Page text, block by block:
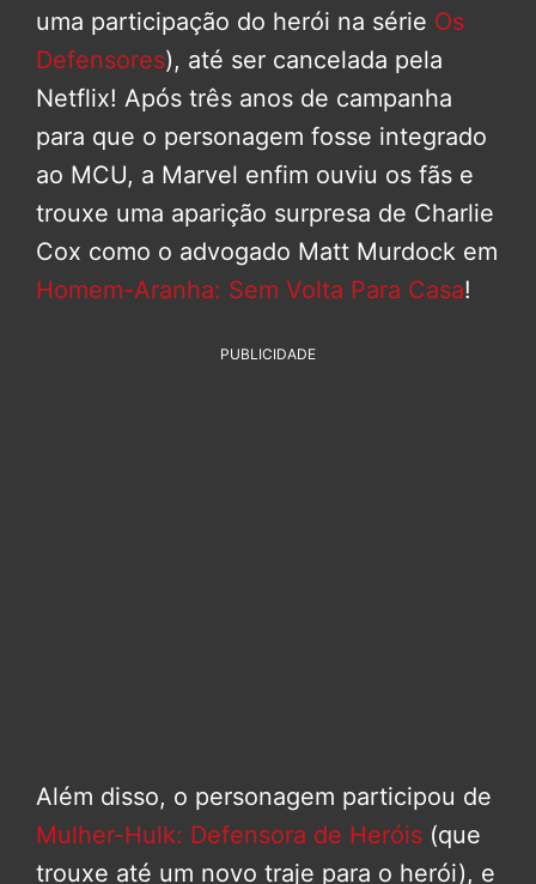
uma participação do herói na série Os
Defensores), até ser cancelada pela
Netflix! Após três anos de campanha
para que o personagem fosse integrado
ao MCU, a Marvel enfim ouviu os fãs e
trouxe uma aparição surpresa de Charlie
Cox como o advogado Matt Murdock em
Homem-Aranha: Sem Volta Para Casa!
PUBLICIDADE
Além disso, o personagem participou de
Mulher-Hulk: Defensora de Heróis (que
trouxe até um novo traje para o herói), e